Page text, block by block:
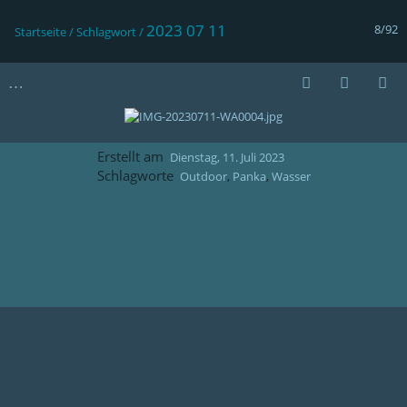
8/92
Startseite/Schlagwort/ 2023 07 11
Erstellt am Dienstag, 11. Juli 2023
Schlagworte Outdoor, Panka, Wasser